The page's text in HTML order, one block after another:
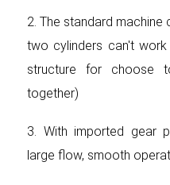
2. The standard machine
two cylinders can't
structure for choose
together)
3. With imported gear
large flow, smooth